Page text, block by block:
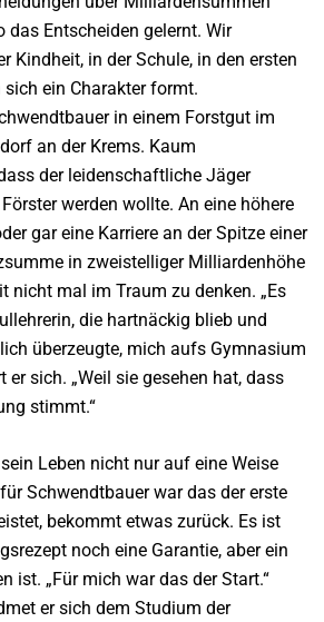
Entscheiden gelernt. Wir
Kindheit, in der Schule, in den ersten
sich ein Charakter formt.
in einem Forstgut im
an der Krems. Kaum
der leidenschaftliche Jäger
werden wollte. An eine höhere
gar eine Karriere an der Spitze einer
in zweistelliger Milliardenhöhe
nicht mal im Traum zu denken. „Es
die hartnäckig blieb und
überzeugte, mich aufs Gymnasium
er sich. „Weil sie gesehen hat, dass
stimmt.“
Leben nicht nur auf eine Weise
Schwendtbauer war das der erste
bekommt etwas zurück. Es ist
noch eine Garantie, aber ein
ist. „Für mich war das der Start.“
er sich dem Studium der